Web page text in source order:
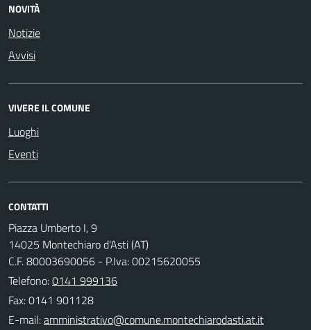
NOVITÀ
Notizie
Avvisi
VIVERE IL COMUNE
Luoghi
Eventi
CONTATTI
Piazza Umberto I, 9
14025 Montechiaro d'Asti (AT)
C.F. 80003690056 - P.Iva: 00215620055
Telefono:0141 999136
Fax: 0141 901128
E-mail: